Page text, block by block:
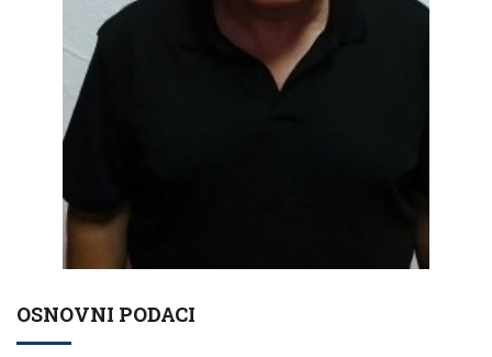
OSNOVNI PODACI